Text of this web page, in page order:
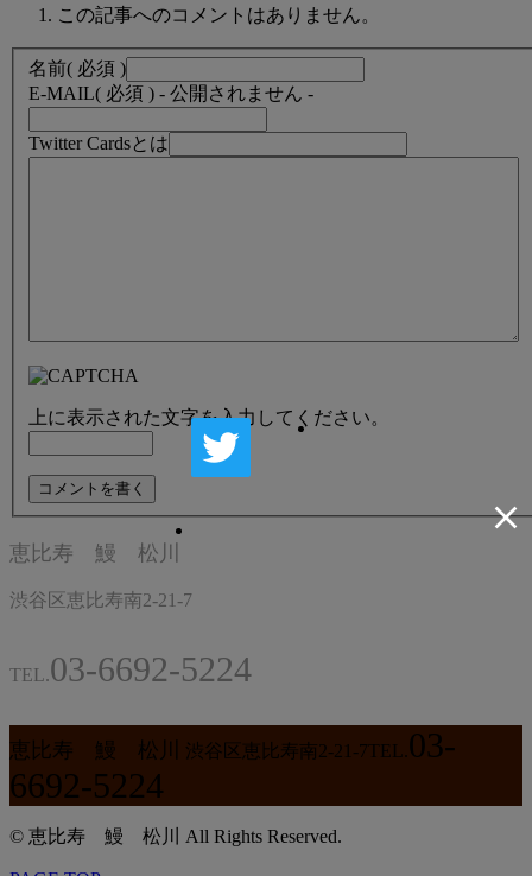
この記事へのコメントはありません。
名前( 必須 )
E-MAIL( 必須 ) - 公開されません -
Twitter Cardsとは
上に表示された文字を入力してください。
恵比寿 鰻 松川
渋谷区恵比寿南2-21-7
TEL.03-6692-5224
恵比寿 鰻 松川 渋谷区恵比寿南2-21-7TEL.03-
6692-5224
© 恵比寿 鰻 松川 All Rights Reserved.